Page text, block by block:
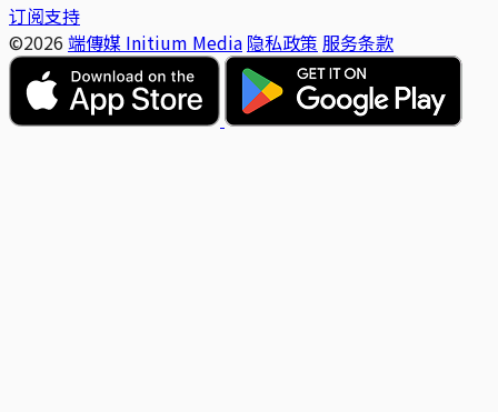
订阅支持
©2026 端傳媒 Initium Media 隐私政策 服务条款